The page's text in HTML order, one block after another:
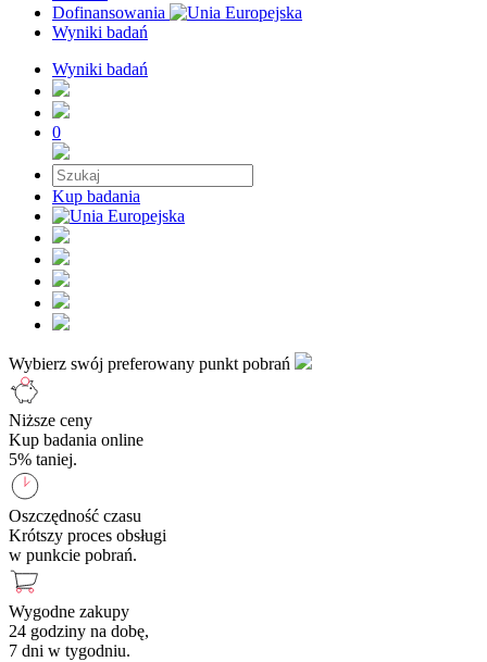
Dofinansowania
Wyniki badań
Wyniki badań
0
Kup badania
Wybierz swój preferowany punkt pobrań
Niższe ceny
Kup badania online
5% taniej.
Oszczędność czasu
Krótszy proces obsługi
w punkcie pobrań.
Wygodne zakupy
24 godziny na dobę,
7 dni w tygodniu.